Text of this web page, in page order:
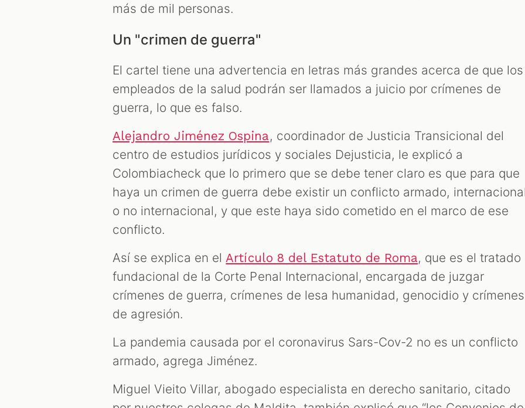
más de mil personas.
Un "crimen de guerra"
El cartel tiene una advertencia en letras más grandes acerca de que los
empleados de la salud podrán ser llamados a juicio por crímenes de
guerra, lo que es falso.
Alejandro Jiménez Ospina, coordinador de Justicia Transicional del
centro de estudios jurídicos y sociales Dejusticia, le explicó a
Colombiacheck que lo primero que se debe tener claro es que para que
haya un crimen de guerra debe existir un conflicto armado,
o no internacional, y que este haya sido cometido en el marco de ese
conflicto.
Así se explica en el Artículo 8 del Estatuto de Roma, que es el tratado
fundacional de la Corte Penal Internacional, encargada de juzgar
crímenes de guerra, crímenes de lesa humanidad, genocidio y crímenes
de agresión.
La pandemia causada por el coronavirus Sars-Cov-2 no es un conflicto
armado, agrega Jiménez.
Miguel Vieito Villar, abogado especialista en derecho sanitario, citado